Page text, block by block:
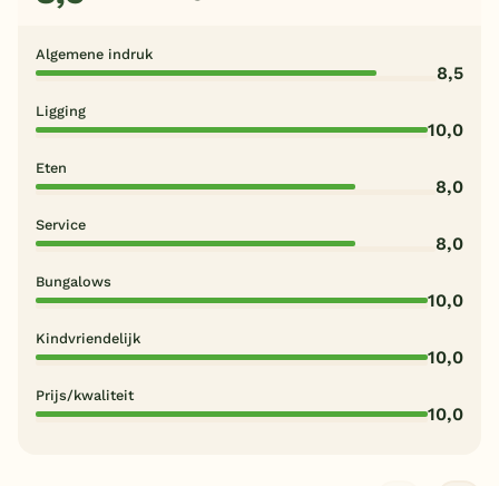
Algemene indruk
8,5
Ligging
10,0
Eten
8,0
Service
8,0
Bungalows
10,0
Kindvriendelijk
10,0
Prijs/kwaliteit
10,0